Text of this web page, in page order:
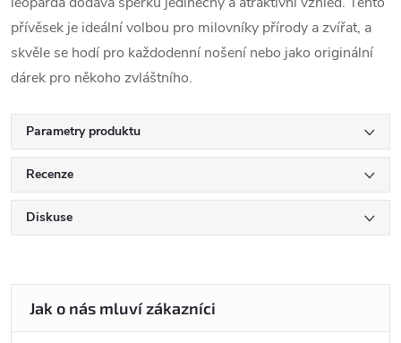
přívěsek je ideální volbou pro milovníky přírody a zvířat, a
skvěle se hodí pro každodenní nošení nebo jako originální
dárek pro někoho zvláštního.
Parametry produktu
Recenze
Diskuse